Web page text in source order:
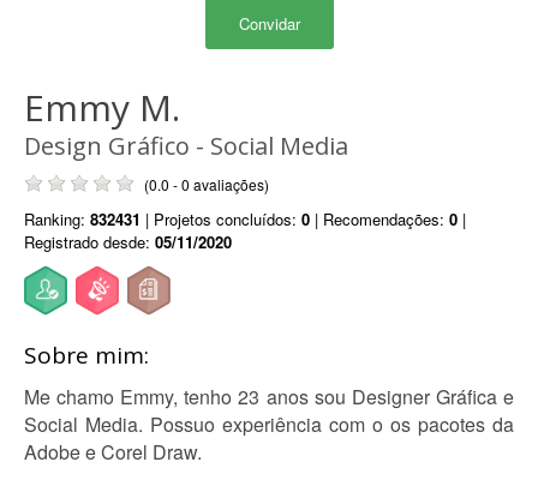
Convidar
Emmy M.
Design Gráfico - Social Media
(0.0 - 0 avaliações)
Ranking: 832431 | Projetos concluídos: 0 | Recomendações: 0 |
Registrado desde: 05/11/2020
Sobre mim:
Me chamo Emmy, tenho 23 anos sou Designer Gráfica e
Social Media. Possuo experiência com o os pacotes da
Adobe e Corel Draw.